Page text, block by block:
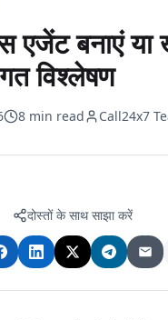
एजेंट बनाएं या
विश्लेषण
8 min read Call24x7
दोस्तों के साथ साझा करें